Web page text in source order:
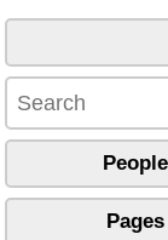
People
Pages